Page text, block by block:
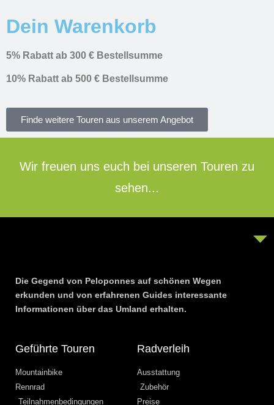
Dein Warenkorb
5% Rabatt ab 300 € Bestellsumme
10% Rabatt ab 500 € Bestellsumme
Finde weitere Touren aus unserem Angebot
Wir freuen uns euch bei unseren Touren zu
sehen...
Die Gegend von Peloponnes auf schönen Wegen
erkunden und von erfahrenen Guides interessante
Informationen über das Umland erhalten.
Geführte Touren
Mountainbike
Rennrad
Teilnahmenbedingungen
Radverleih
Ausstattung
Zubehör
Preise